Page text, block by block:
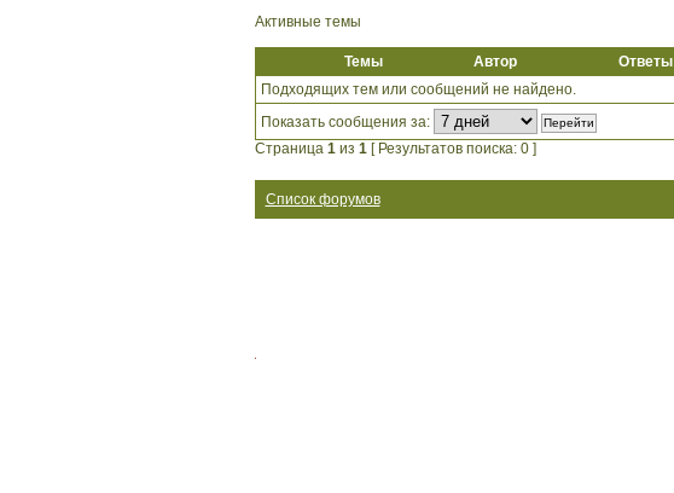
Активные темы
Темы Автор Ответы
Подходящих тем или сообщений не найдено.
Показать сообщения за:
Страница 1из 1[ Результатов поиска: 0 ]
Список форумов